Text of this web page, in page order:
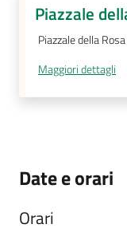
Piazzale
Piazzale della
Maggiori dettagli
Date e orari
Orari